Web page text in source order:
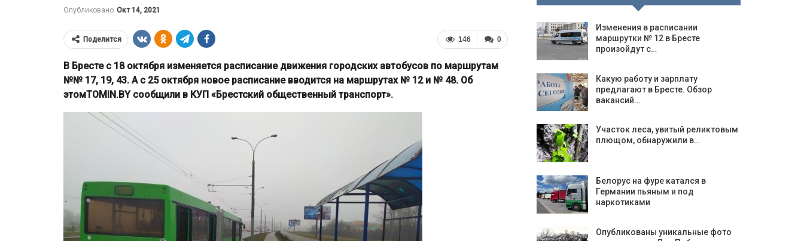
Опубликовано Окт 14, 2021
0
146
Поделится
В Бресте с 18 октября изменяется расписание движения городских автобусов по маршрутам
№№ 17, 19, 43. А с 25 октября новое расписание вводится на маршрутах № 12 и № 48. Об
этомTOMIN.BY сообщили в КУП «Брестский общественный транспорт».
Изменения в расписании
маршрутки № 12 в Бресте
произойдут с…
Какую работу и зарплату
предлагают в Бресте. Обзор
вакансий…
Участок леса, увитый реликтовым
плющом, обнаружили в…
Белорус на фуре катался в
Германии пьяным и под
наркотиками
Опубликованы уникальные фото